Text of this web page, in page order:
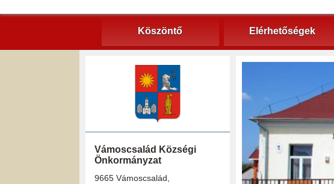
Köszöntő Elérhetőségek
Vámoscsalád Községi
Önkormányzat
9665 Vámoscsalád,